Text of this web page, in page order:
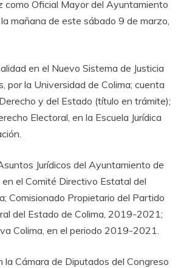
como Oficial Mayor del Ayuntamiento
mañana de este sábado 9 de marzo,
en el Nuevo Sistema de Justicia
por la Universidad de Colima; cuenta
y del Estado (título en trámite);
Electoral, en la Escuela Jurídica
Jurídicos del Ayuntamiento de
el Comité Directivo Estatal del
Comisionado Propietario del Partido
del Estado de Colima, 2019-2021;
Colima, en el periodo 2019-2021.
Cámara de Diputados del Congreso